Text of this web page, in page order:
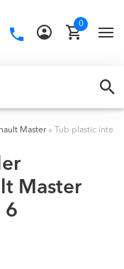
Call
0
Master» Tub plastic
Master
6